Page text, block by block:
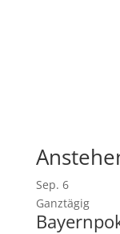
Sep. 6
Ganztägig